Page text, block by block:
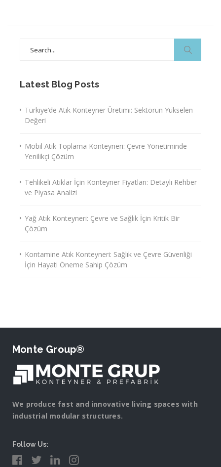
Latest Blog Posts
Türkiye’de Atık Konteyner Üretimi: Sektörün Yükselen
Değeri
Mobil Atık Toplama Konteyneri: Çevre Yönetiminde
Yenilikçi Çözüm
Tehlikeli Atıklar İçin Konteyner Fiyatları: Detaylı Rehber
ve Piyasa Analizi
Yağ Atık Konteyneri: Çevre ve Sağlık İçin Kritik Bir
Çözüm
Kontamine Atık Konteyneri: Sağlık ve Çevre Güvenliği
İçin Hayati Öneme Sahip Çözüm
Monte Group®
We produce fast and innovative living spaces with
industrial modular structures.
Follow Us: